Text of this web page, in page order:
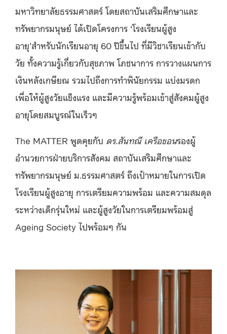
มหาวิทยาลัยธรรมศาสตร์ โดยสถาบันเสริมศึกษาและ
ทรัพยากรมนุษย์ ได้เปิดโครงการ ‘โรงเรียนผู้สูง
อายุ’สำหรับนักเรียนอายุ 60 ปีขึ้นไป ที่มีวิชาเรียนเข้ากับ
วัย ทั้งความรู้เกี่ยวกับสุขภาพ โภชนาการ การวางแผนการ
เงินหลังเกษียณ รวมไปถึงการทำพินัยกรรม แบ่งมรดก
เพื่อให้ผู้สูงวัยแข็งแรง และมีความรู้พร้อมเข้าสู่สังคมผู้สูง
อายุโดยสมบูรณ์ในเร็วๆ
The MATTER พูดคุยกับ ดร.สันทณี เครือขอนรองผู้
อำนวยการฝ่ายบริการสังคม สถาบันเสริมศึกษาและ
ทรัพยากรมนุษย์ ม.ธรรมศาสตร์ ถึงเป้าหมายในการเปิด
โรงเรียนผู้สูงอายุ การเตรียมความพร้อม และความสมดุล
ระหว่างเด็กรุ่นใหม่ และผู้สูงวัยในการเตรียมพร้อมสู่
Ageing Society ไปพร้อมๆ กัน